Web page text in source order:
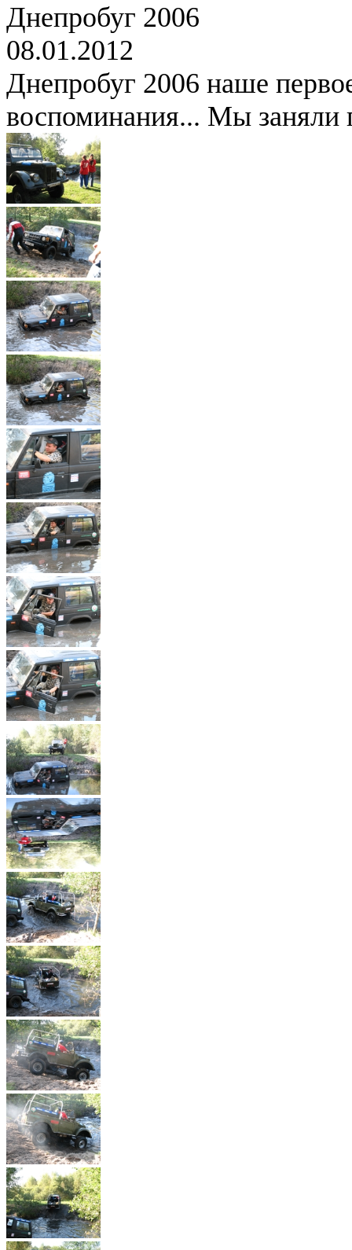
Днепробуг 2006
08.01.2012
Днепробуг 2006 наше
воспоминания... Мы заняли